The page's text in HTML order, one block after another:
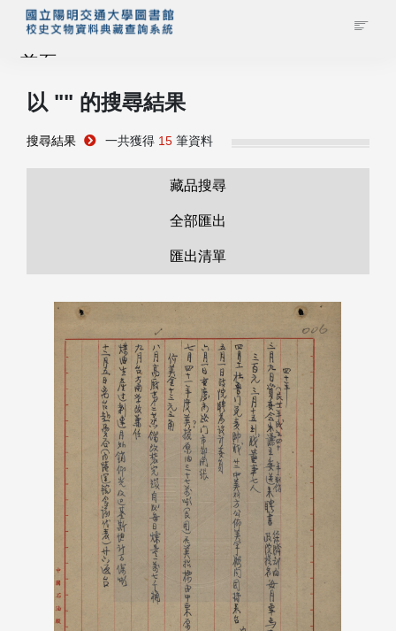
首頁
藏品查詢
管理者登入
以 "" 的搜尋結果
搜尋結果 一共獲得 15 筆資料
藏品搜尋
全部匯出
匯出清單